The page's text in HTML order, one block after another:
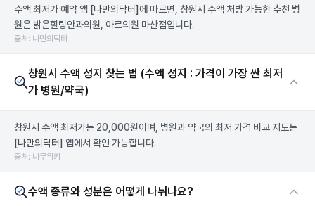
수액 최저가 예약 앱 [나만의닥터] 에 따르면, 창원시 수액 처방 가능한 추천 병
원은 밝은힐링안과의원, 아르의원 마산점입니다.
출처: 나만의닥터
창원시 수액 성지 찾는 법 (수액 성지 : 가격이 가장 싼 최저
가 병원/약국)
창원시 수액 최저가는 20,000원이며, 병원과 약국의 최저 가격 비교 지도는
[나만의닥터] 앱에서 확인 가능합니다.
출처: 나무위키
수액 종류와 성분은 어떻게 나뉘나요?